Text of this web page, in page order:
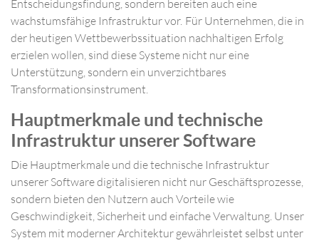
Entscheidungsfindung, sondern bereiten auch eine
wachstumsfähige Infrastruktur vor. Für Unternehmen, die in
der heutigen Wettbewerbssituation nachhaltigen Erfolg
erzielen wollen, sind diese Systeme nicht nur eine
Unterstützung, sondern ein unverzichtbares
Transformationsinstrument.
Hauptmerkmale und technische
Infrastruktur unserer Software
Die Hauptmerkmale und die technische Infrastruktur
unserer Software digitalisieren nicht nur Geschäftsprozesse,
sondern bieten den Nutzern auch Vorteile wie
Geschwindigkeit, Sicherheit und einfache Verwaltung. Unser
System mit moderner Architektur gewährleistet selbst unter